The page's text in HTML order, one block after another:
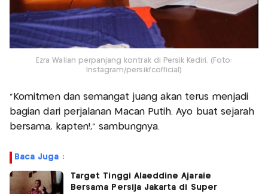
Ezra Walian perpanjang kontrak di Persik Kediri. (Foto:
Instagram/persikfcofficial)
“Komitmen dan semangat juang akan terus menjadi
bagian dari perjalanan Macan Putih. Ayo buat sejarah
bersama, kapten!,” sambungnya.
Baca Juga :
Target Tinggi Alaeddine Ajaraie
Bersama Persija Jakarta di Super